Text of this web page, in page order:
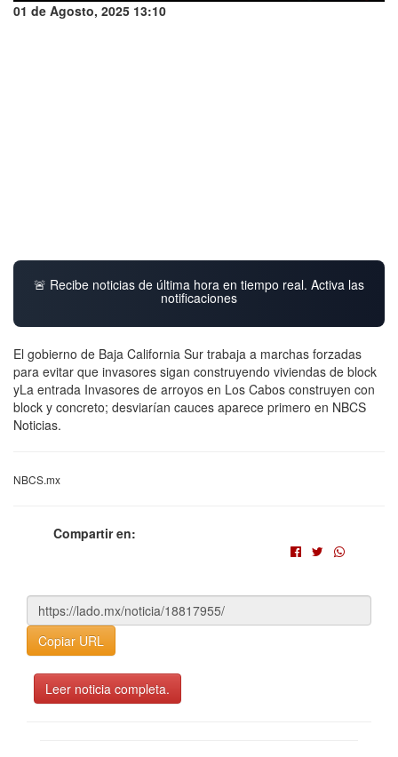
01 de Agosto, 2025 13:10
🚨 Recibe noticias de última hora en tiempo real. Activa las
notificaciones
El gobierno de Baja California Sur trabaja a marchas forzadas
para evitar que invasores sigan construyendo viviendas de block
yLa entrada Invasores de arroyos en Los Cabos construyen con
block y concreto; desviarían cauces aparece primero en NBCS
Noticias.
NBCS.mx
Compartir en:
Copiar URL
Leer noticia completa.